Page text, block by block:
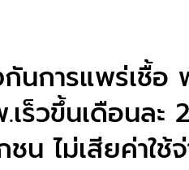
นการแพร่เชื้อ​
เร็วขึ้นเดือนละ
น ไม่เสียค่าใช้